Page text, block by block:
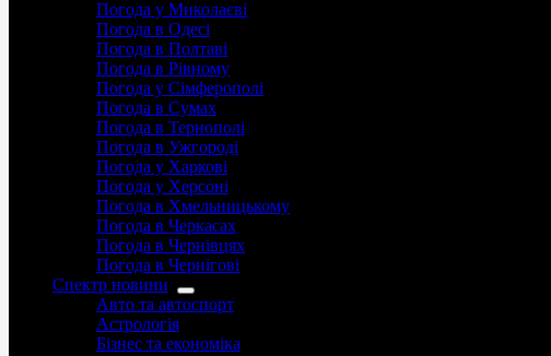
Погода у Миколаєві
Погода в Одесі
Погода в Полтаві
Погода в Рівному
Погода у Сімферополі
Погода в Сумах
Погода в Тернополі
Погода в Ужгороді
Погода у Харкові
Погода у Херсоні
Погода в Хмельницькому
Погода в Черкасах
Погода в Чернівцях
Погода в Чернігові
Спектр новини
Авто та автоспорт
Астрологія
Бізнес та економіка